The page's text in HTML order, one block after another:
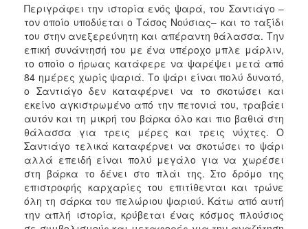
Περιγράφει την ιστορία ενός ψαρά, του Σαντιάγο –
τον οποίο υποδύεται ο Τάσος Νούσιας– και το ταξίδι
του στην ανεξερεύνητη και απέραντη θάλασσα. Την
επική συνάντησή του με ένα υπέροχο μπλε μάρλιν,
το οποίο ο ήρωας κατάφερε να ψαρέψει μετά από
84 ημέρες χωρίς ψαριά. Το ψάρι είναι πολύ δυνατό,
ο Σαντιάγο δεν καταφέρνει να το σκοτώσει και
εκείνο αγκιστρωμένο από την πετονιά του, τραβάει
αυτόν και τη μικρή του βάρκα όλο και πιο βαθιά στη
θάλασσα για τρεις μέρες και τρεις νύχτες. Ο
Σαντιάγο τελικά καταφέρνει να σκοτώσει το ψάρι
αλλά επειδή είναι πολύ μεγάλο για να χωρέσει
στη βάρκα το δένει στο πλάι της. Στο δρόμο της
επιστροφής καρχαρίες του επιτίθενται και τρώνε
όλη τη σάρκα του πελώριου ψαριού. Κάτω από αυτή
την απλή ιστορία, κρύβεται ένας κόσμος πλούσιος